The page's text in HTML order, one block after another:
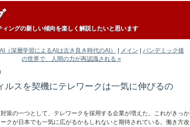
ングの新しい傾向を楽しく解説したいと思います
（深層学習によるAIは古き良き時代のAI） メイン
パンデミック後
の世界で、人間の力が再認識される »
ルスを契機にテレワークは一気に伸びるの
策の一つとして、テレワークを採用する企業が増えた。これがきっか
クが日本でも一気に広がるかもしれないと期待されている。働き方改